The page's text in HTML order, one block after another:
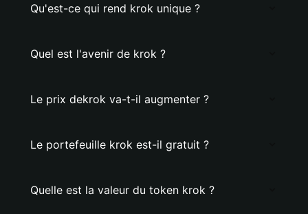
Qu'est-ce qui rend krok unique ?
Quel est l'avenir de krok ?
Le prix dekrok va-t-il augmenter ?
Le portefeuille krok est-il gratuit ?
Quelle est la valeur du token krok ?